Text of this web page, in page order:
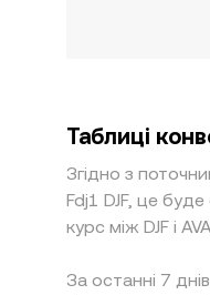
Таблиці
Згідно з
Fdj1 DJF, це
курс між DJF і
За останні 7